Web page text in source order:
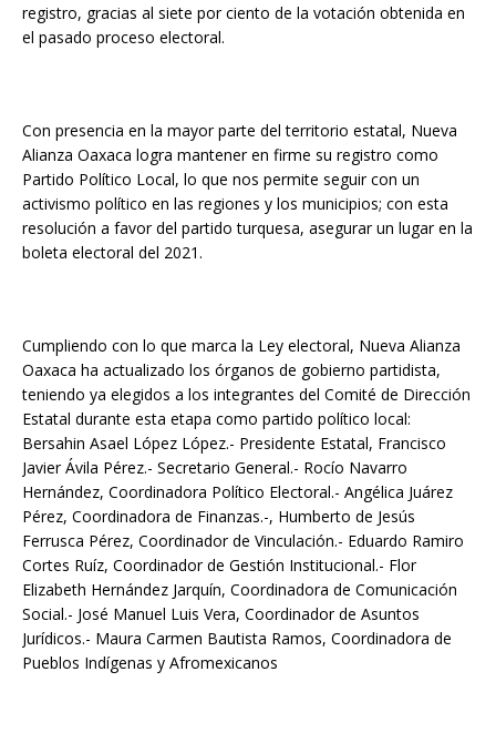
registro, gracias al siete por ciento de la votación obtenida en
el pasado proceso electoral.
Con presencia en la mayor parte del territorio estatal, Nueva
Alianza Oaxaca logra mantener en firme su registro como
Partido Político Local, lo que nos permite seguir con un
activismo político en las regiones y los municipios; con esta
resolución a favor del partido turquesa, asegurar un lugar en la
boleta electoral del 2021.
Cumpliendo con lo que marca la Ley electoral, Nueva Alianza
Oaxaca ha actualizado los órganos de gobierno partidista,
teniendo ya elegidos a los integrantes del Comité de Dirección
Estatal durante esta etapa como partido político local:
Bersahin Asael López López.- Presidente Estatal, Francisco
Javier Ávila Pérez.- Secretario General.- Rocío Navarro
Hernández, Coordinadora Político Electoral.- Angélica Juárez
Pérez, Coordinadora de Finanzas.-, Humberto de Jesús
Ferrusca Pérez, Coordinador de Vinculación.- Eduardo Ramiro
Cortes Ruíz, Coordinador de Gestión Institucional.- Flor
Elizabeth Hernández Jarquín, Coordinadora de Comunicación
Social.- José Manuel Luis Vera, Coordinador de Asuntos
Jurídicos.- Maura Carmen Bautista Ramos, Coordinadora de
Pueblos Indígenas y Afromexicanos